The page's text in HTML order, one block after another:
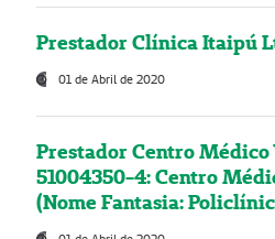
Prestador Clínica Itaipú
01 de Abril de 2020
Prestador Centro
51004350-4: Centro
(Nome Fantasia: